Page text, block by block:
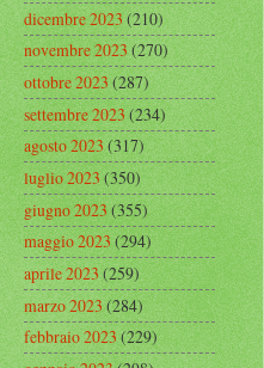
dicembre 2023(210)
novembre 2023(270)
ottobre 2023(287)
settembre 2023(234)
agosto 2023(317)
luglio 2023(350)
giugno 2023(355)
maggio 2023(294)
aprile 2023(259)
marzo 2023(284)
febbraio 2023(229)